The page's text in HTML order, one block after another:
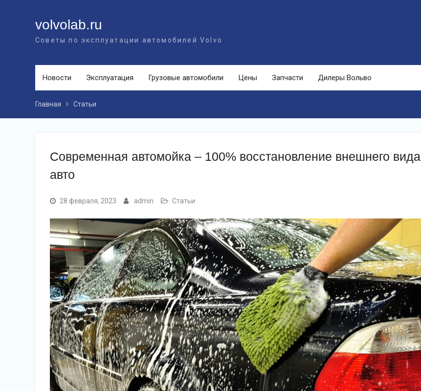
volvolab.ru
Советы по эксплуатации автомобилей Volvo
Новости Эксплуатация Грузовые автомобили Цены Запчасти Дилеры Вольво
Главная Статьи
Современная автомойка – 100% восстановление внешнего вида
авто
28 февраля, 2023 admin Статьи